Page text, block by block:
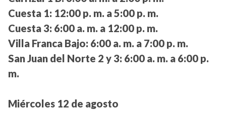
Cuesta 1: 12:00 p. m. a 5:00 p. m.
Cuesta 3: 6:00 a. m. a 12:00 p. m.
Villa Franca Bajo: 6:00 a. m. a 7:00 p. m.
San Juan del Norte 2 y 3: 6:00 a. m. a 6:00 p.
m.
Miércoles 12 de agosto